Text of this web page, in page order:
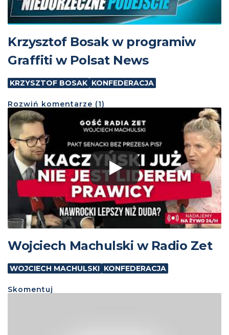
Krzysztof Bosak w programiw
Graffiti w Polsat News
KRZYSZTOF BOSAK KONFEDERACJA
Rozwiń komentarze (1)
Wojciech Machulski w Radio Zet
WOJCIECH MACHULSKI KONFEDERACJA
Skomentuj